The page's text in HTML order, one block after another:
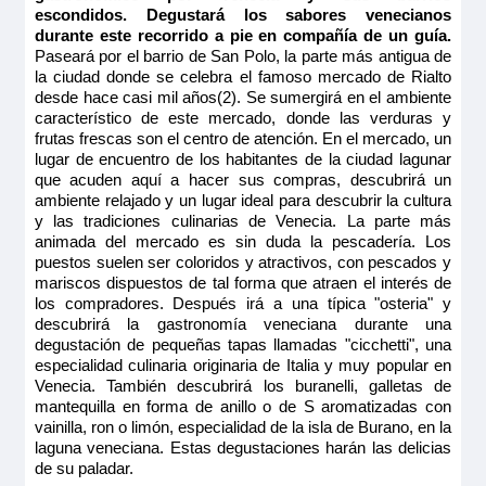
MS Michelangelo
PUENTE SUPERIOR 2 CAMAS SEPARABLES
CAT A
955€764€
Quedan 2 camarotes
Reservar
Camarote amplio y cómodo con cama grande separable,
baño (lavabo, ducha y aseo privados, toallas incluidas),
secador, televisión, caja fuerte y radio. Situado en el puente
superior con grandes ventanas altas correderas, ofrece una
vista panorámica del paisaje.
Tamaño
11.00m2
Ocupación máxima
2
MS Michelangelo
PUENTE PRINCIPAL 2 CAMAS SEPARABLES
SUITE CAT B
914€723€
Tamaño
18.00m2
Ocupación máxima
2
Categoría
4 anclas
Reservar
Camarote amplio y cómodo con cama grande separable,
baño (lavabo, ducha y aseo privados, toallas incluidas),
secador, televisión, caja fuerte y radio. Situado en el puente
superior con grandes ventanas altas correderas, ofrece una
vista panorámica del paisaje.
Tamaño
11.00m2
Ocupación máxima
2
Categoría
4 anclas
CAT B
914€723€
Último camarote
Reservar
Camarote amplio y cómodo con cama grande separable,
baño (lavabo, ducha y aseo privados, toallas incluidas),
secador, televisión, caja fuerte y radio. Situado en el puente
superior con grandes ventanas altas correderas, ofrece una
vista panorámica del paisaje.
Tamaño
11.00m2
Ocupación máxima
2
Categoría
4 anclas
830€639€
Reservar
Camarote amplio y cómodo con cama grande separable,
baño (lavabo, ducha y aseo privados, toallas incluidas),
secador, televisión, caja fuerte y radio. Situado en el puente
principal con ventanas, ofrece una vista panorámica del
paisaje.
Tamaño
11.00m2
Ocupación máxima
2
Categoría
4 anclas
MS Michelangelo
PUENTE PRINCIPAL 2 CAMAS SEPARABLES
SUITE CAT B
914€
escondidos. Degustará los sabores venecianos
durante este recorrido a pie en compañía de un guía.
Paseará por el barrio de San Polo, la parte más antigua de
la ciudad donde se celebra el famoso mercado de Rialto
desde hace casi mil años(2). Se sumergirá en el ambiente
característico de este mercado, donde las verduras y
frutas frescas son el centro de atención. En el mercado, un
lugar de encuentro de los habitantes de la ciudad lagunar
que acuden aquí a hacer sus compras, descubrirá un
ambiente relajado y un lugar ideal para descubrir la cultura
y las tradiciones culinarias de Venecia. La parte más
animada del mercado es sin duda la pescadería. Los
puestos suelen ser coloridos y atractivos, con pescados y
mariscos dispuestos de tal forma que atraen el interés de
los compradores. Después irá a una típica "osteria" y
descubrirá la gastronomía veneciana durante una
degustación de pequeñas tapas llamadas "cicchetti", una
especialidad culinaria originaria de Italia y muy popular en
Venecia. También descubrirá los buranelli, galletas de
mantequilla en forma de anillo o de S aromatizadas con
vainilla, ron o limón, especialidad de la isla de Burano, en la
laguna veneciana. Estas degustaciones harán las delicias
de su paladar.